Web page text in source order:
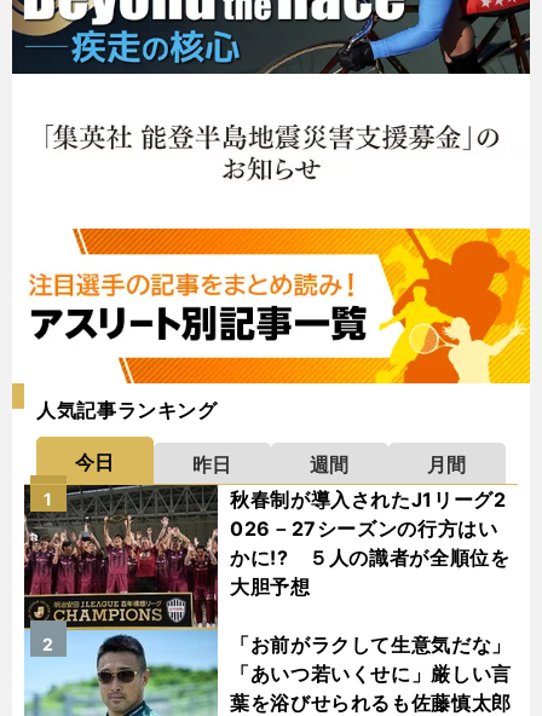
人気記事ランキング
今日 昨日 週間
月間
秋春制が導入されたJ1リーグ2
026－27シーズンの行方はい
かに!? ５人の識者が全順位を
大胆予想
1
「お前がラクして生意気だな」
「あいつ若いくせに」厳しい言
葉を浴びせられるも佐藤慎太郎
2